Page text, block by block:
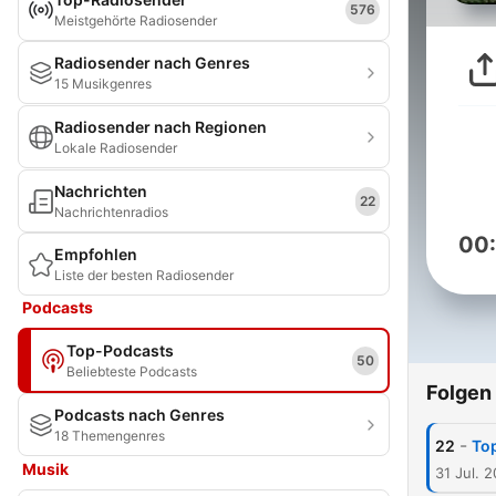
Meistgehörte Radiosender
576
Radiosender nach Genres
15 Musikgenres
Radiosender nach Regionen
Lokale Radiosender
Nachrichten
Nachrichtenradios
22
Empfohlen
Liste der besten Radiosender
Podcasts
Top-Podcasts
Beliebteste Podcasts
50
Podcasts nach Genres
18 Themengenres
Musik
Folgen
22 -
31 Jul.